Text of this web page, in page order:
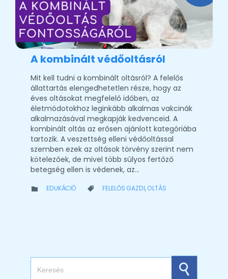
A kombinált védőoltásról
Mit kell tudni a kombinált oltásról? A felelős
állattartás elengedhetetlen része, hogy az
éves oltásokat megfelelő időben, az
életmódotokhoz leginkább alkalmas vakcinák
alkalmazásával megkapják kedvenceid. A
kombinált oltás az erősen ajánlott kategóriába
tartozik. A veszettség elleni védőoltással
szemben ezek az oltások törvény szerint nem
kötelezőek, de mivel több súlyos fertőző
betegség ellen is védenek, az…
 CATEGORY
EDUKÁCIÓ  CATEGORY
FELELŐS GAZDI,OLTÁS